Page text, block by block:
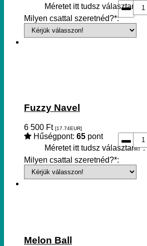
Méretet itt tudsz választani!*:
Milyen csattal szeretnéd?*:
Fuzzy Navel
6 500 Ft [17.74EUR]
Hűségpont: 65 pont
Méretet itt tudsz választani!*:
Milyen csattal szeretnéd?*:
Melon Ball